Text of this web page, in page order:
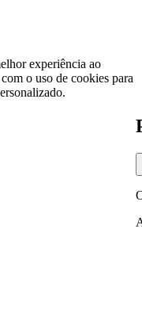
experiência ao
o uso de cookies para